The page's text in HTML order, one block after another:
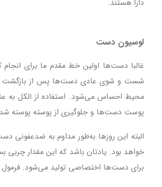
دارا هستند.
لوسیون دست
غالبا دست‌ها اولین خط مقدم ما برای
شست و شوی عادی دست‌ها پس از بازگشت به
محیط احساس می‌شود. استفاده از الکل به
پوست دست‌‌ها و جلوگیری از پوسته پوسته
البته این روزها به‌طور مداوم به
خواهد بود. یادتان باشد که این مقدار چربی
برای دست‌ها اختصاصی تولید می‌شود. فرمول